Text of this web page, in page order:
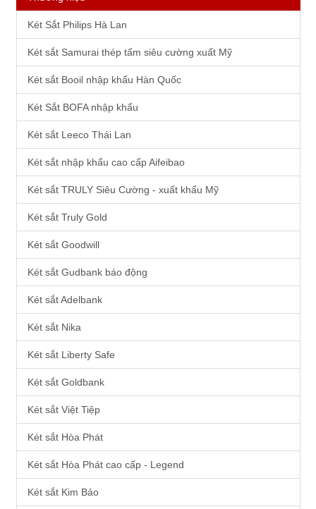
Két Sắt Philips Hà Lan
Két sắt Samurai thép tấm siêu cường xuất Mỹ
Két sắt Booil nhập khẩu Hàn Quốc
Két Sắt BOFA nhập khẩu
Két sắt Leeco Thái Lan
Két sắt nhập khẩu cao cấp Aifeibao
Két sắt TRULY Siêu Cường - xuất khẩu Mỹ
Két sắt Truly Gold
Két sắt Goodwill
Két sắt Gudbank báo động
Két sắt Adelbank
Két sắt Nika
Két sắt Liberty Safe
Két sắt Goldbank
Két sắt Việt Tiệp
Két sắt Hòa Phát
Két sắt Hòa Phát cao cấp - Legend
Két sắt Kim Bảo